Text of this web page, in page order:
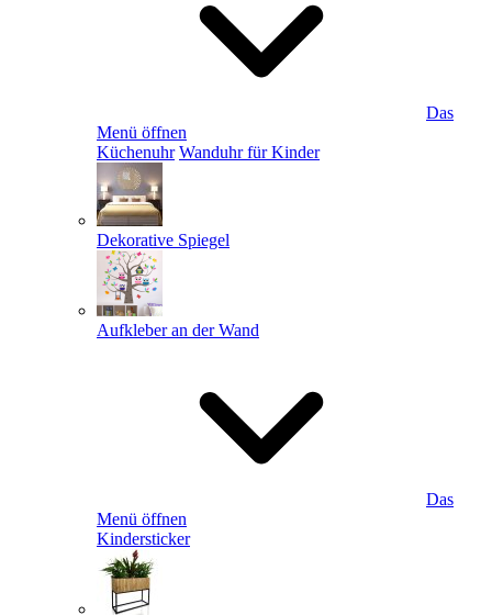
Das
Menü öffnen
Küchenuhr Wanduhr für Kinder
Dekorative Spiegel
Aufkleber an der Wand
Das
Menü öffnen
Kindersticker